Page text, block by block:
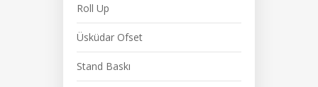
Roll Up
Üsküdar Ofset
Stand Baskı